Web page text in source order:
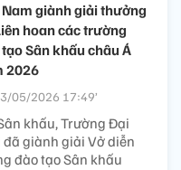
giành giải thưởng
hoan các trường
Sân khấu châu Á
2026
05/2026 17:49’
khấu, Trường Đại
đã giành giải Vở diễn
đào tạo Sân khấu